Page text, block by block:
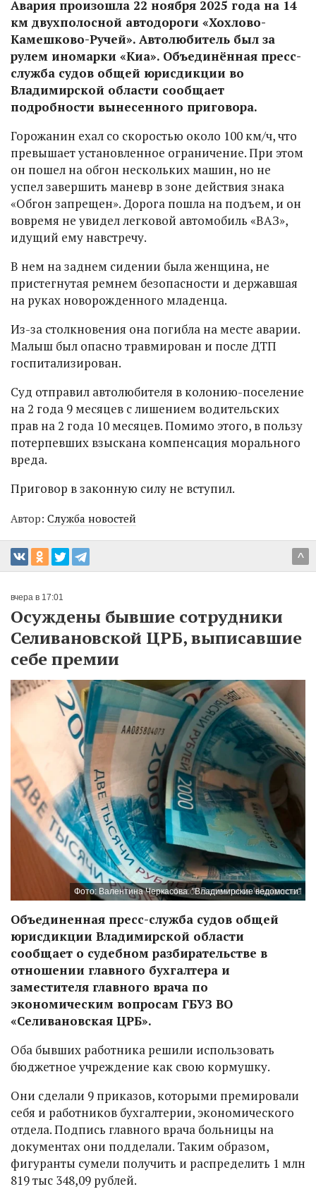
Авария произошла 22 ноября 2025 года на 14
км двухполосной автодороги «Хохлово-
Камешково-Ручей». Автолюбитель был за
рулем иномарки «Киа». Объединённая пресс-
служба судов общей юрисдикции во
Владимирской области сообщает
подробности вынесенного приговора.
Горожанин ехал со скоростью около 100 км/ч, что
превышает установленное ограничение. При этом
он пошел на обгон нескольких машин, но не
успел завершить маневр в зоне действия знака
«Обгон запрещен». Дорога пошла на подъем, и он
вовремя не увидел легковой автомобиль «ВАЗ»,
идущий ему навстречу.
В нем на заднем сидении была женщина, не
пристегнутая ремнем безопасности и державшая
на руках новорожденного младенца.
Из-за столкновения она погибла на месте аварии.
Малыш был опасно травмирован и после ДТП
госпитализирован.
Суд отправил автолюбителя в колонию-поселение
на 2 года 9 месяцев с лишением водительских
прав на 2 года 10 месяцев. Помимо этого, в пользу
потерпевших взыскана компенсация морального
вреда.
Приговор в законную силу не вступил.
Автор: Служба новостей
^
вчера в 17:01
Осуждены бывшие сотрудники
Селивановской ЦРБ, выписавшие
себе премии
Фото: Валентина Черкасова. "Владимирские ведомости"
Объединенная пресс-служба судов общей
юрисдикции Владимирской области
сообщает о судебном разбирательстве в
отношении главного бухгалтера и
заместителя главного врача по
экономическим вопросам ГБУЗ ВО
«Селивановская ЦРБ».
Оба бывших работника решили использовать
бюджетное учреждение как свою кормушку.
Они сделали 9 приказов, которыми премировали
себя и работников бухгалтерии, экономического
отдела. Подпись главного врача больницы на
документах они подделали. Таким образом,
фигуранты сумели получить и распределить 1 млн
819 тыс 348,09 рублей.